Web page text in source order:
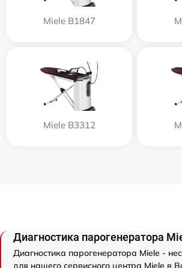
Miele B1847
Miele B3312
Диагностика парогенератора
Диагностика парогенератора Miele -
для нашего сервисного центра Miele в